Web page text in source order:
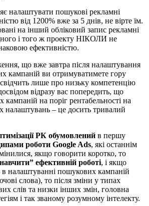
налаштувати пошукові рекламні
від 1200% вже за 5 днів, не вірте їм.
на інший обліковий запис рекламні
і того ж проекту НІКОЛИ не
ефективністю.
що вже завтра після налаштування
кампаній ви отримуватимете гору
лише про низьку компетенцію
відразу вас попередить, що
на поріг рентабельності на
налаштувань – це досить тривалий
РК обумовлений в першу
роботи Google Ads, які останнім
якщо говорити коротко, то
ефективній роботі, і якщо
налаштуванні пошукових кампаній
слова), то після зміни у типах
слів та низки інших змін, головна
і так званому розумному інтелекту.